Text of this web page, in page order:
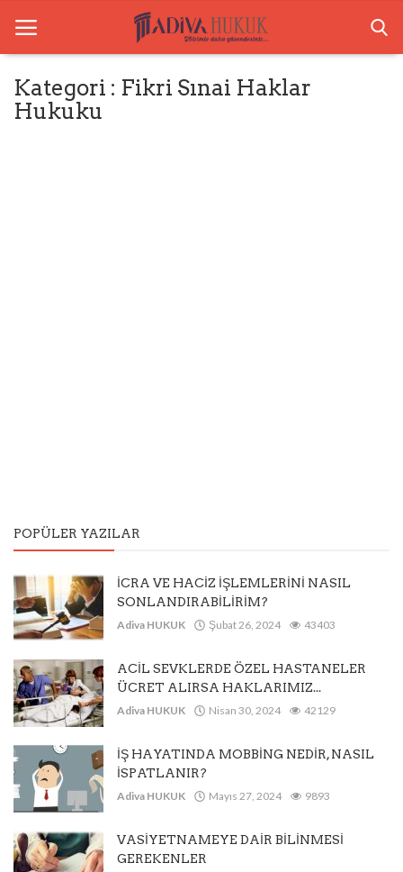
Anasayfa
Kategori : Fikri Sınai Haklar
Hukuku
POPÜLER YAZILAR
İCRA VE HACİZ İŞLEMLERİNİ NASIL
SONLANDIRABİLİRİM?
Adiva HUKUK Şubat 26, 2024 43403
ACİL SEVKLERDE ÖZEL HASTANELER
ÜCRET ALIRSA HAKLARIMIZ...
Adiva HUKUK Nisan 30, 2024 42129
İŞ HAYATINDA MOBBİNG NEDİR, NASIL
İSPATLANIR?
Adiva HUKUK Mayıs 27, 2024 9893
VASİYETNAMEYE DAİR BİLİNMESİ
GEREKENLER